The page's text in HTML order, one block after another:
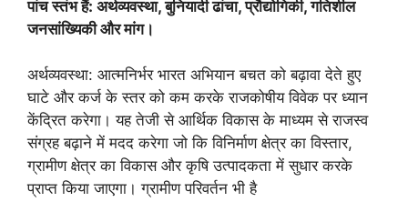
पांच स्तंभ हैं: अर्थव्यवस्था, बुनियादी ढांचा, प्रौद्योगिकी, गतिशील
जनसांख्यिकी और मांग।
अर्थव्यवस्था: आत्मनिर्भर भारत अभियान बचत को बढ़ावा देते हुए
घाटे और कर्ज के स्तर को कम करके राजकोषीय विवेक पर ध्यान
केंद्रित करेगा। यह तेजी से आर्थिक विकास के माध्यम से राजस्व
संग्रह बढ़ाने में मदद करेगा जो कि विनिर्माण क्षेत्र का विस्तार,
ग्रामीण क्षेत्र का विकास और कृषि उत्पादकता में सुधार करके
प्राप्त किया जाएगा। ग्रामीण परिवर्तन भी है